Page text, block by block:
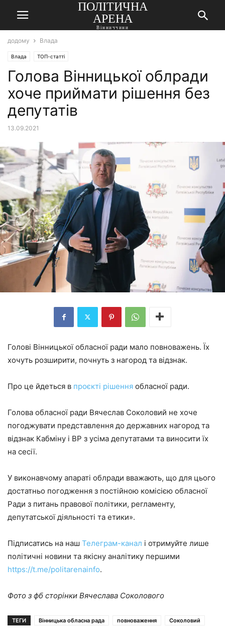
ПОЛІТИЧНА
АРЕНА
Вінниччини
додому Влада
Влада ТОП-статті
Голова Вінницької облради
хоче приймати рішення без
депутатів
13.09.2021
Голові Вінницької обласної ради мало повноважень. Їх
хочуть розширити, почнуть з нагород та відзнак.
Про це йдеться в проєкті рішення обласної ради.
Голова обласної ради Вячеслав Соколовий не хоче
погоджувати представлення до державних нагород та
відзнак Кабміну і ВР з усіма депутатами та виносити їх
на сесії.
У виконавчому апараті облради вважають, що для цього
достатньо погодження з постійною комісією обласної
Ради з питань правової політики, регламенту,
депутатської діяльності та етики».
Підписатись на наш Телеграм-канал і отримуйте лише
політичні новини та якісну аналітику першими
https://t.me/politarenainfo.
Фото з фб сторінки Вячеслава Соколового
ТЕГИ Вінницька обласна рада повноваження Соколовий